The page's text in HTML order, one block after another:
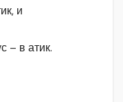
и
– в атик.